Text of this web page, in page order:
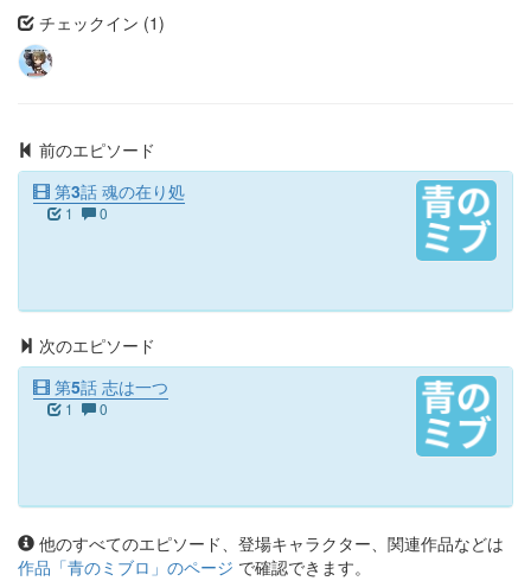
チェックイン (1)
前のエピソード
第3話 魂の在り処
1 0
次のエピソード
第5話 志は一つ
1 0
他のすべてのエピソード、登場キャラクター、関連作品などは
作品「青のミブロ 」のページ で確認できます。